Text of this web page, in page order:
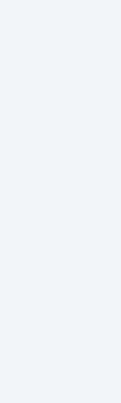
sogenannte
dass
Sie ein
Beim
erhalten
Sie besitzen,